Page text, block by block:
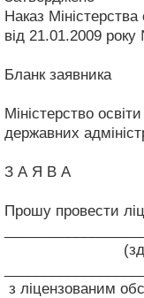
Наказ Міністерства
від 21.01.2009
Бланк заявника
Міністерство
державних
З А Я В А
Прошу провести
(здобуття
з ліцензованим